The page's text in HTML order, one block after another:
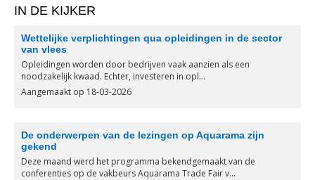
IN DE KIJKER
Wettelijke verplichtingen qua opleidingen in de sector
van vlees
Opleidingen worden door bedrijven vaak aanzien als een
noodzakelijk kwaad. Echter, investeren in opl...
Aangemaakt op 18-03-2026
De onderwerpen van de lezingen op Aquarama zijn
gekend
Deze maand werd het programma bekendgemaakt van de
conferenties op de vakbeurs Aquarama Trade Fair v...